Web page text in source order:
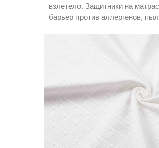
взлетело. Защитники на
барьер против аллергенов,